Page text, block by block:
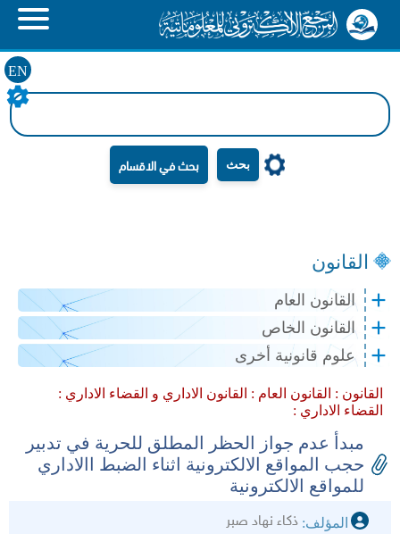
EN
بحث
القانون
القانون العام
القانون الخاص
علوم قانونية أخرى
القانون : القانون العام : القانون الاداري و القضاء الاداري :
القضاء الاداري :
مبدأ عدم جواز الحظر المطلق للحرية في تدبير
حجب المواقع الالكترونية اثناء الضبط االاداري
للمواقع الالكترونية
المؤلف: ذكاء نهاد صبر